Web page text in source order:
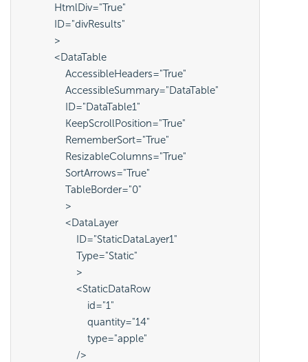
HtmlDiv="True"
ID="divResults"
>
<DataTable
AccessibleHeaders="True"
AccessibleSummary="DataTable"
ID="DataTable1"
KeepScrollPosition="True"
RememberSort="True"
ResizableColumns="True"
SortArrows="True"
TableBorder="0"
>
<DataLayer
ID="StaticDataLayer1"
Type="Static"
>
<StaticDataRow
id="1"
quantity="14"
type="apple"
/>